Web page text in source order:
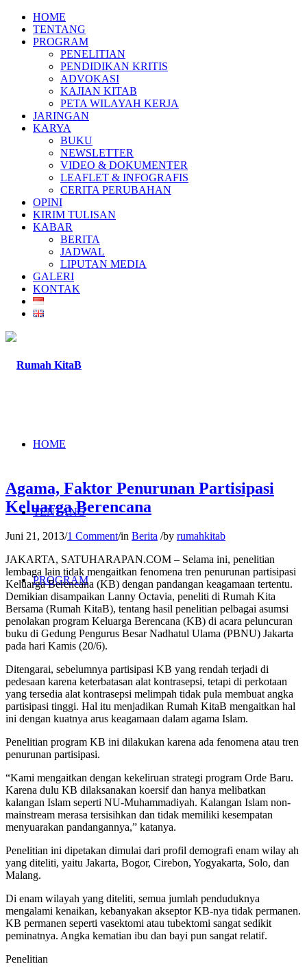
HOME
TENTANG
PROGRAM
PENELITIAN
PENDIDIKAN KRITIS
ADVOKASI
KAJIAN KITAB
PETA WILAYAH KERJA
JARINGAN
KARYA
BUKU
NEWSLETTER
VIDEO & DOKUMENTER
LEAFLET & INFOGRAFIS
CERITA PERUBAHAN
OPINI
KIRIM TULISAN
KABAR
BERITA
JADWAL
LIPUTAN MEDIA
GALERI
KONTAK
HOME
TENTANG
PROGRAM
Agama, Faktor Penurunan Partisipasi
Keluarga Berencana
Juni 21, 2013/1 Comment/in Berita /by rumahkitab
JAKARTA, SATUHARAPAN.COM – Selama ini, penelitian
lembaga lain tidak mengaitkan fenomena tren penurunan partisipasi
Keluarga Berencana (KB) dengan pandangan keagamaan tertentu.
Demikian disampaikan Lanny Octavia, peneliti di Rumah Kita
Bersama (Rumah KitaB), tentang hasil penelitian pelbagai asumsi
penolakan program Keluarga Berencana (KB) di acara peluncuran
buku di Gedung Pengurus Besar Nadhatul Ulama (PBNU) Jakarta
pada hari Kamis (20/6).
Ditengarai, sebelumnya partisipasi KB yang rendah terjadi di
pedesaan karena keterbatasan alat kontrasepsi, tetapi di perkotaan
yang tersedia alat kontrasepsi melimpah tidak pula membuat angka
partisipasi tinggi. Hal itu menjadikan Rumah KitaB mengaitkan hal
ini dengan kuatnya arus keagamaan dalam agama Islam.
Penelitian program KB ini dilakukan karena ada fenomena atau tren
penurunan partisipasi.
“Kami mengaitkan dengan kekeliruan strategi program Orde Baru.
Karena dulu KB dilaksanakan koersif dan hanya melibatkan
kalangan Islam seperti NU-Muhammadiyah. Kalangan Islam non-
mainstream merasa tersisihkan dan tidak memiliki kesempatan
menyuarakan pandangannya,” katanya.
Penelitian ini dipetakan dimulai dari profil demografi enam wilay ah
yang diteliti, yaitu Jakarta, Bogor, Cirebon, Yogyakarta, Solo, dan
Malang.
Di enam wilayah yang diteliti, semua jumlah penduduknya
mengalami kenaikan, kebanyakan akseptor KB-nya tidak permanen.
KB permanen seperti vasektomi atau tubektomi sangat sedikit
peminatnya. Angka kematian ibu dan bayi pun sangat relatif.
Penelitian